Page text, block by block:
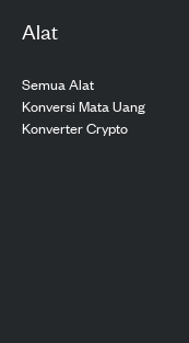
Alat
Semua Alat
Konversi Mata Uang
Konverter Crypto